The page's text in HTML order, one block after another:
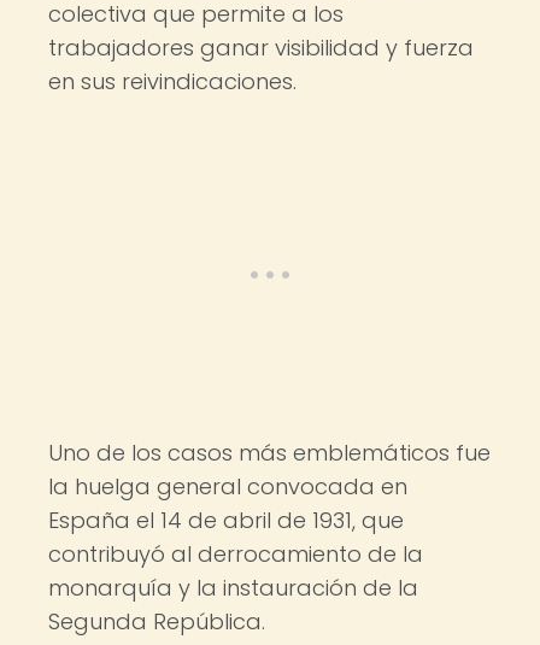
colectiva que permite a los
trabajadores ganar visibilidad y fuerza
en sus reivindicaciones.
Uno de los casos más emblemáticos fue
la huelga general convocada en
España el 14 de abril de 1931, que
contribuyó al derrocamiento de la
monarquía y la instauración de la
Segunda República.